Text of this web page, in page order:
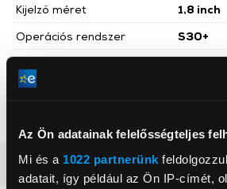
Az Ön adatainak felelősségteljes
Mi és a 1022 partnerünk
adatait, így például az Ön IP-címét,
Kijelző méret
1,8 inch
Operációs rendszer
S30+
Szín
Részletes ismertető